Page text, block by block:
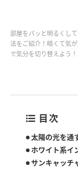
部屋をパッと明るくし
法をご紹介！暗くて気
で気分を切り替えよう！
目次
太陽の光を通
ホワイト系イ
サンキャッチ